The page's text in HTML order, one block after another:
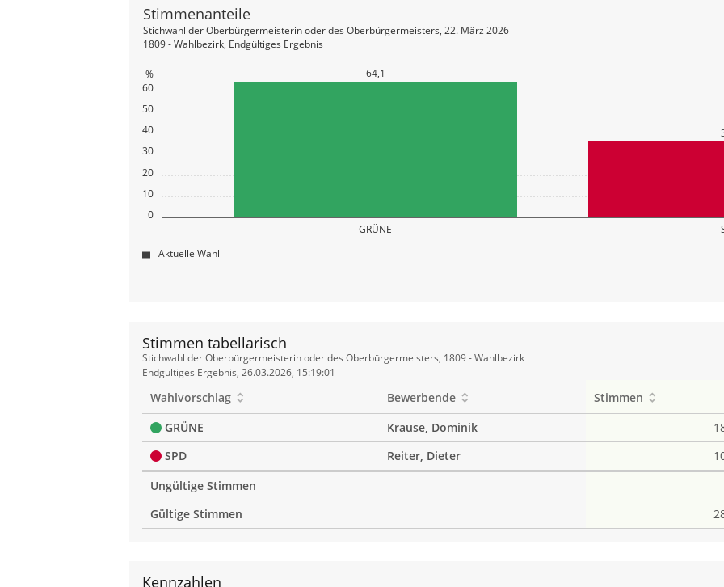
0
10
20
30
40
50
60
%
GRÜNE
64,1
Stimmenanteile
Stichwahl der Oberbürgermeisterin oder des Oberbürgermeisters, 22. März 2026
1809 - Wahlbezirk, Endgültiges Ergebnis
Aktuelle Wahl
Stimmen tabellarisch
Stimmen
tabellarisch
Stichwahl der Oberbürgermeisterin oder des Oberbürgermeisters, 1809 - Wahlbezirk
Endgültiges Ergebnis, 26.03.2026, 15:19:01
Wahlvorschlag Bewerbende Stimmen
GRÜNE
Krause, Dominik
SPD
Reiter, Dieter
Ungültige Stimmen
Gültige Stimmen
Kennzahlen